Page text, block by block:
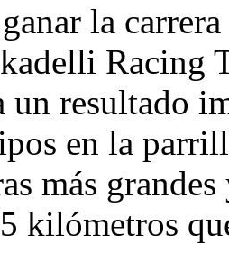
la
Racing
un resultado
en la
más
kilómetros